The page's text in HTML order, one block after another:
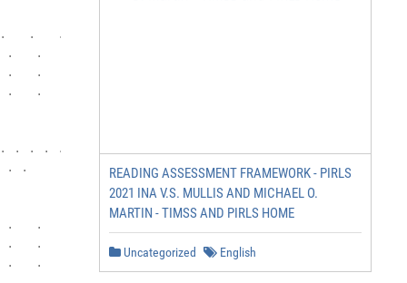
.   .   .   .   .   .   .   .   .   .   .   .   .
.   .   .   .   .   .   .   .   .   .   .   .   .
.   .   .   .   .   .   .   .   .   .   .   .   .
.   .   .   .   .   .   .   .   .   .   .   .   .
. . .
.
.   .   .   .   .   .   .   .   .   .   .   .   .
.   .   .   .   .   .   .   .   .   .   .   .   .
.   .   .   .   .   .   .   .   .   .   .   .   .
READING ASSESSMENT FRAMEWORK - PIRLS
2021 INA V.S. MULLIS AND MICHAEL O.
MARTIN - TIMSS AND PIRLS HOME
Uncategorized English